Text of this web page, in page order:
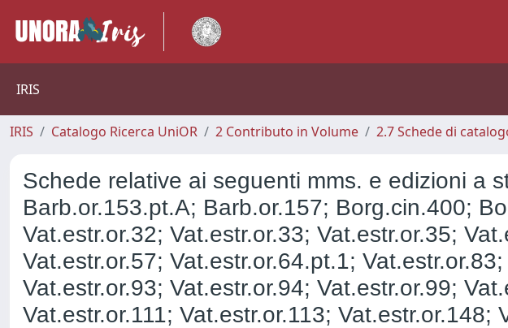
IRIS
IRIS Catalogo Ricerca UniOR 2 Contributo in Volume 2.7 Schede di
Schede relative ai seguenti mms. e edizioni a
Barb.or.153.pt.A; Barb.or.157; Borg.cin.400;
Vat.estr.or.32; Vat.estr.or.33; Vat.estr.or.35;
Vat.estr.or.57; Vat.estr.or.64.pt.1;
Vat.estr.or.93; Vat.estr.or.94; Vat.estr.or.99;
Vat.estr.or.111; Vat.estr.or.113; Vat.estr.or.148;